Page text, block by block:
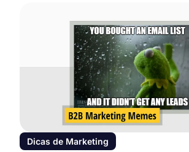
Dicas de Marketing